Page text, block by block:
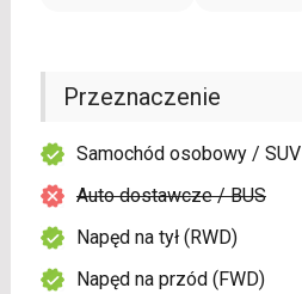
Przeznaczenie
Samochód osobowy / SUV
Auto dostawcze / BUS
Napęd na tył (RWD)
Napęd na przód (FWD)